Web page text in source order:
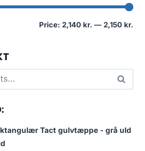
Price: 2,140 kr. — 2,150 kr.
Search
Tact gulvtæppe - grå uld